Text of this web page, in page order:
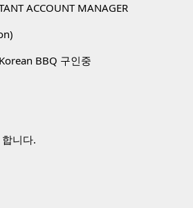
ACCOUNT MANAGER
BBQ 구인중
니다.